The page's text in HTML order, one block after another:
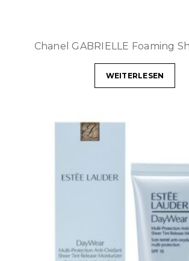
Chanel GABRIELLE Foaming
WEITERLESEN